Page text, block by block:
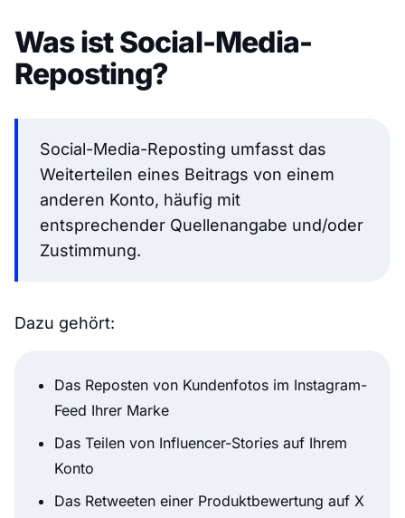
Was ist Social-Media-
Reposting?
Social-Media-Reposting umfasst das
Weiterteilen eines Beitrags von einem
anderen Konto, häufig mit
entsprechender Quellenangabe und/oder
Zustimmung.
Dazu gehört:
Das Reposten von Kundenfotos im Instagram-
Feed Ihrer Marke
Das Teilen von Influencer-Stories auf Ihrem
Konto
Das Retweeten einer Produktbewertung auf X